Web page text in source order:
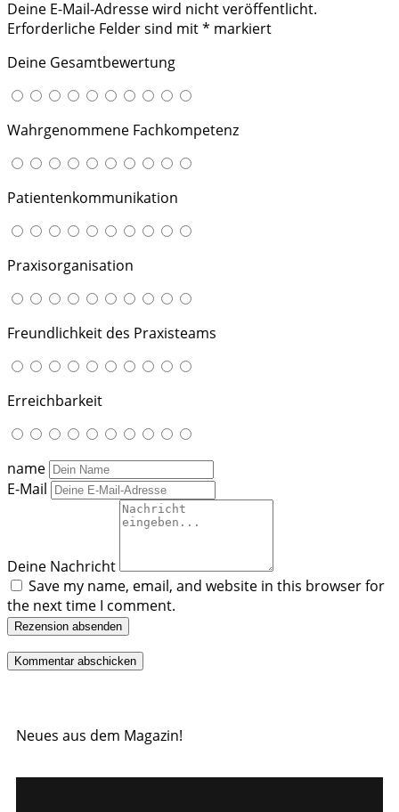
Deine E-Mail-Adresse wird nicht veröffentlicht.
Erforderliche Felder sind mit* markiert
Deine Gesamtbewertung
Wahrgenommene Fachkompetenz
Patientenkommunikation
Praxisorganisation
Freundlichkeit des Praxisteams
Erreichbarkeit
name
E-Mail
Deine Nachricht
Save my name, email, and website in this browser for
the next time I comment.
Rezension absenden
Neues aus dem Magazin!